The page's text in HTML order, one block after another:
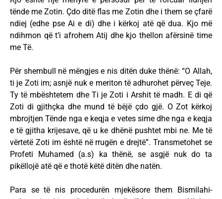
tënde me Zotin. Çdo ditë flas me Zotin dhe i them se çfarë
ndiej (edhe pse Ai e di) dhe i kërkoj atë që dua. Kjo më
ndihmon që t’i afrohem Atij dhe kjo thellon afërsinë time
me Të.
Për shembull në mëngjes e nis ditën duke thënë: “O Allah,
ti je Zoti im; asnjë nuk e meriton të adhurohet përveç Teje.
Ty të mbështetem dhe Ti je Zoti i Arshit të madh. E di që
Zoti di gjithçka dhe mund të bëjë çdo gjë. O Zot kërkoj
mbrojtjen Tënde nga e keqja e vetes sime dhe nga e keqja
e të gjitha krijesave, që u ke dhënë pushtet mbi ne. Me të
vërtetë Zoti im është në rrugën e drejtë”. Transmetohet se
Profeti Muhamed (a.s) ka thënë, se asgjë nuk do ta
pikëllojë atë që e thotë këtë ditën dhe natën.
Para se të nis procedurën mjekësore them Bismilahi-